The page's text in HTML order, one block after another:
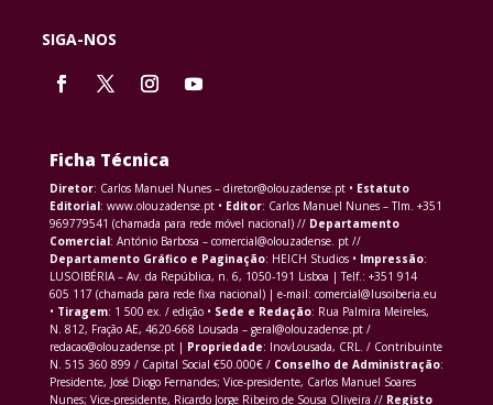
SIGA-NOS
Ficha Técnica
Diretor: Carlos Manuel Nunes – diretor@olouzadense.pt • Estatuto
Editorial: www.olouzadense.pt • Editor: Carlos Manuel Nunes – Tlm. +351
969779541 (chamada para rede móvel nacional) // Departamento
Comercial: António Barbosa – comercial@olouzadense. pt //
Departamento Gráfico e Paginação: HEICH Studios • Impressão:
LUSOIBÉRIA – Av. da República, n. 6, 1050-191 Lisboa | Telf.: +351 914
605 117 (chamada para rede fixa nacional) | e-mail: comercial@lusoiberia.eu
• Tiragem: 1 500 ex. / edição • Sede e Redação: Rua Palmira Meireles,
N. 812, Fração AE, 4620-668 Lousada – geral@olouzadense.pt /
redacao@olouzadense.pt | Propriedade: InovLousada, CRL. / Contribuinte
N. 515 360 899 / Capital Social €50.000€ / Conselho de Administração:
Presidente, José Diogo Fernandes; Vice-presidente, Carlos Manuel Soares
Nunes; Vice-presidente, Ricardo Jorge Ribeiro de Sousa Oliveira // Registo